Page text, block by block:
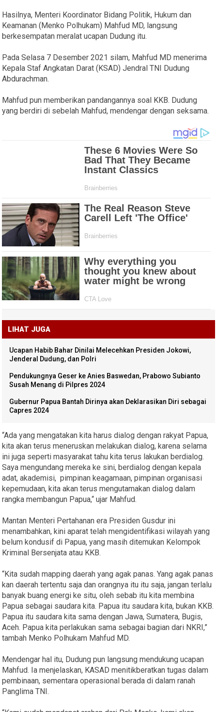
Hasilnya, Menteri Koordinator Bidang Politik, Hukum dan
Keamanan (Menko Polhukam) Mahfud MD, langsung
berkesempatan meralat ucapan Dudung itu.
Pada Selasa 7 Desember 2021 silam, Mahfud MD menerima
Kepala Staf Angkatan Darat (KSAD) Jendral TNI Dudung
Abdurachman.
Mahfud pun memberikan pandangannya soal KKB. Dudung
yang berdiri di sebelah Mahfud, mendengar dengan seksama.
LIHAT JUGA
Ucapan Habib Bahar Dinilai Melecehkan Presiden Jokowi,
Jenderal Dudung, dan Polri
Pendukungnya Geser ke Anies Baswedan, Prabowo Subianto
Susah Menang di Pilpres 2024
Gubernur Papua Bantah Dirinya akan Deklarasikan Diri sebagai
Capres 2024
“Ada yang mengatakan kita harus dialog dengan rakyat Papua,
kita akan terus meneruskan melakukan dialog, karena selama
ini juga seperti masyarakat tahu kita terus lakukan berdialog.
Saya mengundang mereka ke sini, berdialog dengan kepala
adat, akademisi, pimpinan keagamaan, pimpinan organisasi
kepemudaan, kita akan terus mengutamakan dialog dalam
rangka membangun Papua,“ ujar Mahfud.
Mantan Menteri Pertahanan era Presiden Gusdur ini
menambahkan, kini aparat telah mengidentifikasi wilayah yang
belum kondusif di Papua, yang masih ditemukan Kelompok
Kriminal Bersenjata atau KKB.
“Kita sudah mapping daerah yang agak panas. Yang agak panas
kan daerah tertentu saja dan orangnya itu itu saja, jangan terlalu
banyak buang energi ke situ, oleh sebab itu kita membina
Papua sebagai saudara kita. Papua itu saudara kita, bukan KKB.
Papua itu saudara kita sama dengan Jawa, Sumatera, Bugis,
Aceh. Papua kita perlakukan sama sebagai bagian dari NKRI,”
tambah Menko Polhukam Mahfud MD.
Mendengar hal itu, Dudung pun langsung mendukung ucapan
Mahfud. Ia menjelaskan, KASAD menitikberatkan tugas dalam
pembinaan, sementara operasional berada di dalam ranah
Panglima TNI.